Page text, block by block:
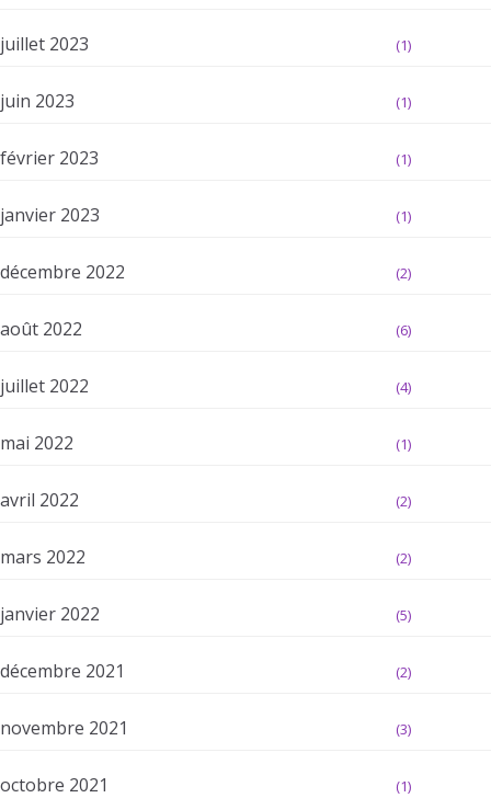
juillet 2023 (1)
juin 2023 (1)
février 2023 (1)
janvier 2023 (1)
décembre 2022 (2)
août 2022 (6)
juillet 2022 (4)
mai 2022 (1)
avril 2022 (2)
mars 2022 (2)
janvier 2022 (5)
décembre 2021 (2)
novembre 2021 (3)
octobre 2021 (1)